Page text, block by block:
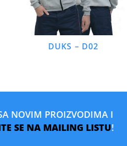
DUKS – D02
NOVIM PROIZVODIMA I
SE NA MAILING LISTU!